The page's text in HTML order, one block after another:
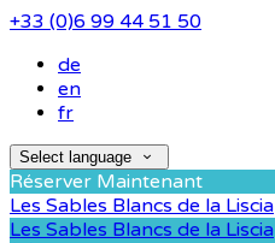
+33 (0)6 99 44 51 50
de
en
fr
Select language
Réserver Maintenant
Les Sables Blancs de la Liscia
Les Sables Blancs de la Liscia